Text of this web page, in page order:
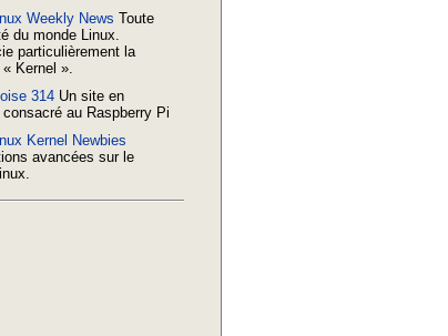
Weekly News Toute
du monde Linux.
particulièrement la
« Kernel ».
314 Un site en
au Raspberry Pi
Kernel Newbies
avancées sur le